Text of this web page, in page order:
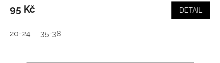
95 Kč DETAIL
20-24 35-38